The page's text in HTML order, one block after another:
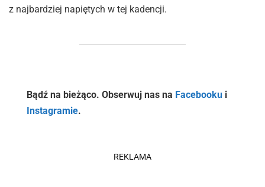
z najbardziej napiętych w tej kadencji.
Bądź na bieżąco. Obserwuj nas na Facebooku i
Instagramie.
REKLAMA